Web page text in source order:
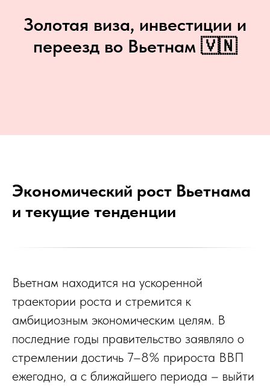
Золотая виза, инвестиции и
переезд во Вьетнам 🇻🇳
Экономический рост Вьетнама
и текущие тенденции
Вьетнам находится на ускоренной
траектории роста и стремится к
амбициозным экономическим целям. В
последние годы правительство заявляло о
стремлении достичь 7–8% прироста ВВП
ежегодно, а с ближайшего периода – выйти